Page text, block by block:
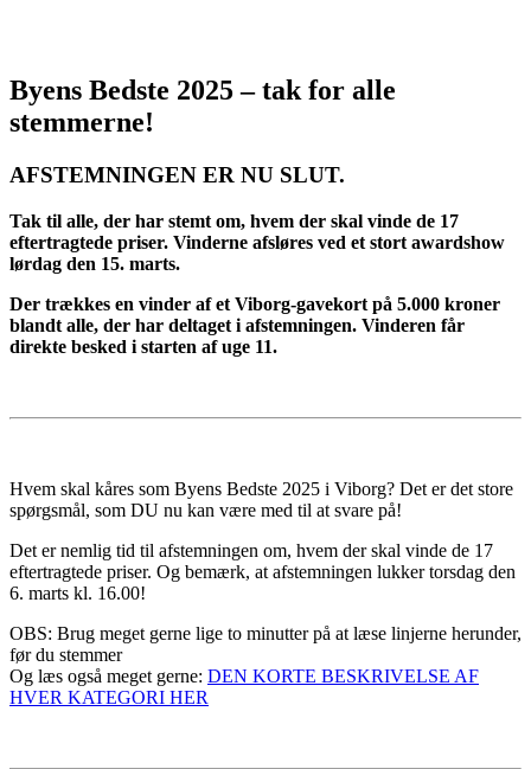
Byens Bedste 2025 – tak for alle
stemmerne!
AFSTEMNINGEN ER NU SLUT.
Tak til alle, der har stemt om, hvem der skal vinde de 17
eftertragtede priser. Vinderne afsløres ved et stort awardshow
lørdag den 15. marts.
Der trækkes en vinder af et Viborg-gavekort på 5.000 kroner
blandt alle, der har deltaget i afstemningen. Vinderen får
direkte besked i starten af uge 11.
Hvem skal kåres som Byens Bedste 2025 i Viborg? Det er det store
spørgsmål, som DU nu kan være med til at svare på!
Det er nemlig tid til afstemningen om, hvem der skal vinde de 17
eftertragtede priser. Og bemærk, at afstemningen lukker torsdag den
6. marts kl. 16.00!
OBS: Brug meget gerne lige to minutter på at læse linjerne herunder,
før du stemmer
Og læs også meget gerne: DEN KORTE BESKRIVELSE AF
HVER KATEGORI HER